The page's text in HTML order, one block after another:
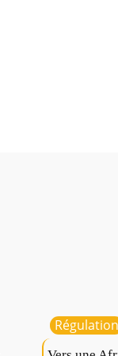
Régulation